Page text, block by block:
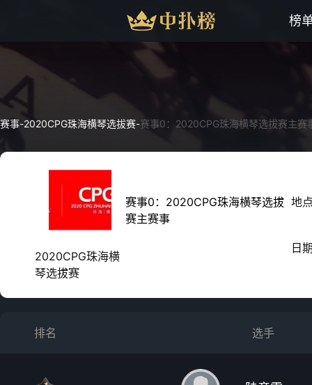
榜
赛事-2020CPG珠海横琴选拔赛-赛事0：2020CPG珠海横琴选拔赛主赛
2020CPG珠海横
琴选拔赛
赛事0：2020CPG珠海横琴选拔
赛主赛事
地
日
排名 选手